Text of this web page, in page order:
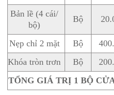
Bản lề (4 cái/
bộ)
Bộ
Nẹp chỉ 2 mặt Bộ
Khóa tròn trơn
Bộ
TỔNG GIÁ TRỊ 1 BỘ